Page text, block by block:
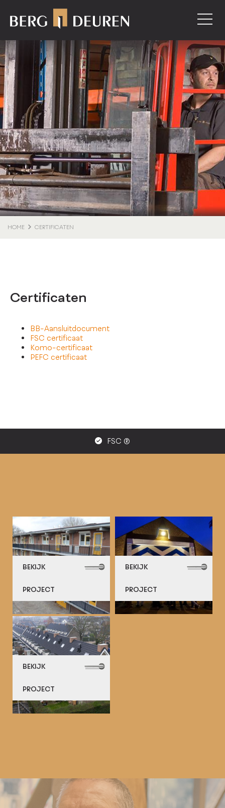
HOME CERTIFICATEN
Certificaten
BB-Aansluitdocument
FSC certificaat
Komo-certificaat
PEFC certificaat
FSC ®
BEKIJK
PROJECT
BEKIJK
PROJECT
BEKIJK
PROJECT